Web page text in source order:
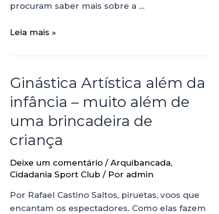
procuram saber mais sobre a …
Leia mais »
Ginástica Artística além da
infância – muito além de
uma brincadeira de
criança
Deixe um comentário / Arquibancada,
Cidadania Sport Club / Por admin
Por Rafael Castino Saltos, piruetas, voos que
encantam os espectadores. Como elas fazem